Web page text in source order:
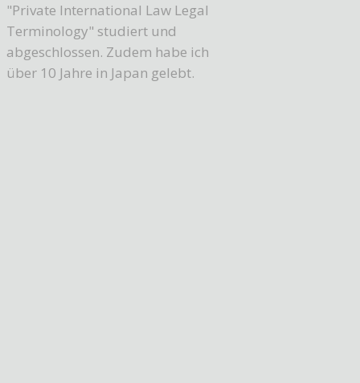
"Private International Law Legal
Terminology" studiert und
abgeschlossen. Zudem habe ich
über 10 Jahre in Japan gelebt.